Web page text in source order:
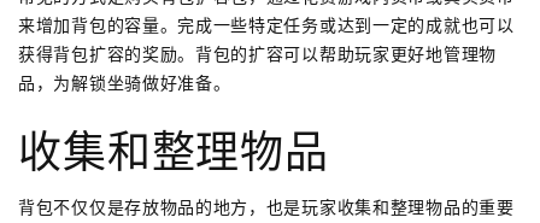
来增加背包的容量。完成一些特定任务或达到一定的成就也可以
获得背包扩容的奖励。背包的扩容可以帮助玩家更好地管理物
品，为解锁坐骑做好准备。
收集和整理物品
背包不仅仅是存放物品的地方，也是玩家收集和整理物品的重要